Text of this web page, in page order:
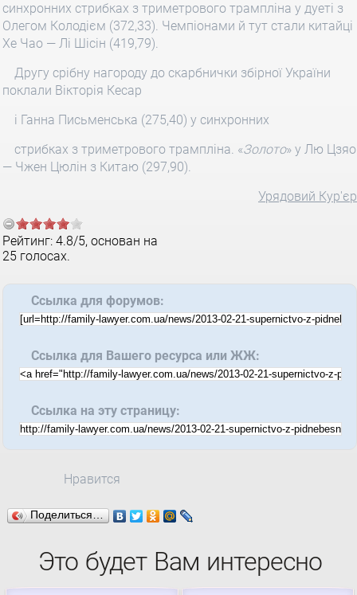
синхронних стрибках з триметрового трампліна у дуеті з
Олегом Колодієм (372,33). Чемпіонами й тут стали китайці
Хе Чао — Лі Шісін (419,79).
Другу срібну нагороду до скарбнички збірної України
поклали Вікторія Кесар
і Ганна Письменська (275,40) у синхронних
стрибках з триметрового трампліна. «Золото» у Лю Цзяо
— Чжен Цюлін з Китаю (297,90).
Урядовий Кур'єр
Рейтинг: 4.8/5, основан на
25 голосах.
Ссылка для форумов:
Ссылка для Вашего ресурса или ЖЖ:
Ссылка на эту страницу:
Нравится
Поделиться…
Это будет Вам интересно